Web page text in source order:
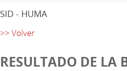
SID - HUMA
>> Volver
RESULTADO DE LA